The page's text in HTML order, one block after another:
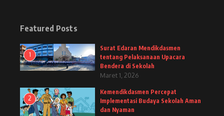
Featured Posts
1
Surat Edaran Mendikdasmen
tentang Pelaksanaan Upacara
Bendera di Sekolah
Maret 1, 2026
2
Kemendikdasmen Percepat
Implementasi Budaya Sekolah Aman
dan Nyaman